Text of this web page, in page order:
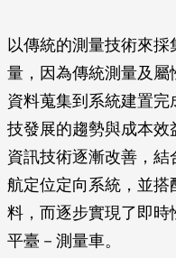
以傳統的測量技術來
量，因為傳統測量及
資料蒐集到系統建置
技發展的趨勢與成本效
資訊技術逐漸改善，
航定位定向系統，並
料，而逐步實現了即
平臺－測量車。